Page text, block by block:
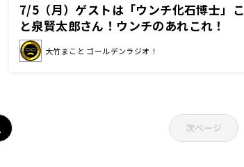
7/5（月）ゲストは「ウンチ化石博士」こ
と泉賢太郎さん！ウンチのあれこれ！
大竹まこと ゴールデンラジオ！
次ページ